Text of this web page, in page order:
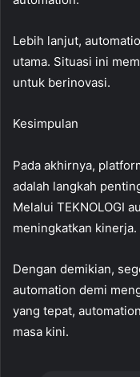
Lebih lanjut,
utama. Situasi ini
untuk berinovasi.
Kesimpulan
Pada akhirnya,
adalah langkah
Melalui TEKNOLOGI
meningkatkan kinerja.
Dengan demikian,
automation demi
yang tepat,
masa kini.